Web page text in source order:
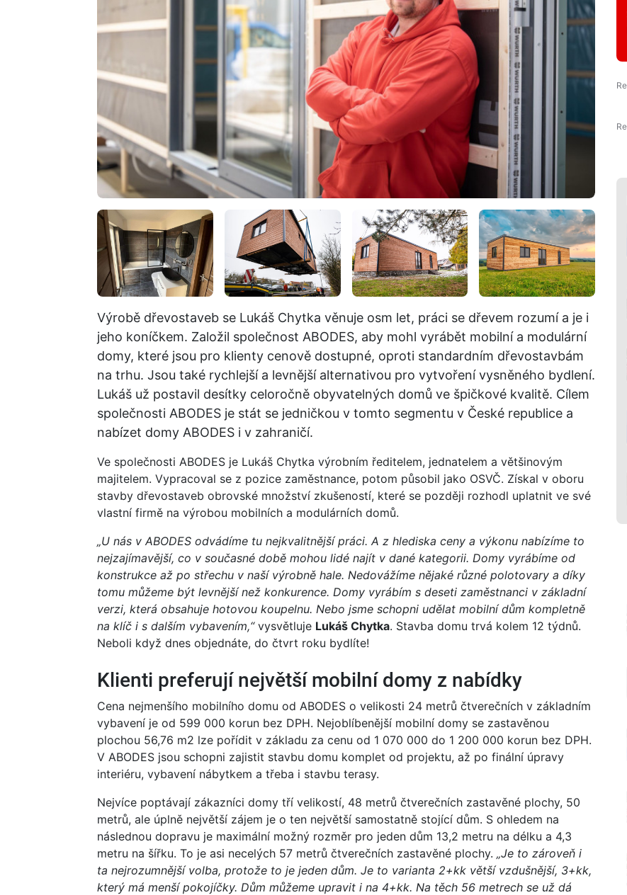
Výrobě dřevostaveb se Lukáš Chytka věnuje osm let, práci se dřevem rozumí a je i
jeho koníčkem. Založil společnost ABODES, aby mohl vyrábět mobilní a modulární
domy, které jsou pro klienty cenově dostupné, oproti standardním dřevostavbám
na trhu. Jsou také rychlejší a levnější alternativou pro vytvoření vysněného bydlení.
Lukáš už postavil desítky celoročně obyvatelných domů ve špičkové kvalitě. Cílem
společnosti ABODES je stát se jedničkou v tomto segmentu v České republice a
nabízet domy ABODES i v zahraničí.
Ve společnosti ABODES je Lukáš Chytka výrobním ředitelem, jednatelem a většinovým
majitelem. Vypracoval se z pozice zaměstnance, potom působil jako OSVČ. Získal v oboru
stavby dřevostaveb obrovské množství zkušeností, které se později rozhodl uplatnit ve své
vlastní firmě na výrobou mobilních a modulárních domů.
„U nás v ABODES odvádíme tu nejkvalitnější práci. A z hlediska ceny a výkonu nabízíme to
nejzajímavější, co v současné době mohou lidé najít v dané kategorii. Domy vyrábíme od
konstrukce až po střechu v naší výrobně hale. Nedovážíme nějaké různé polotovary a díky
tomu můžeme být levnější než konkurence. Domy vyrábím s deseti zaměstnanci v základní
verzi, která obsahuje hotovou koupelnu. Nebo jsme schopni udělat mobilní dům kompletně
na klíč i s dalším vybavením,“vysvětluje Lukáš Chytka. Stavba domu trvá kolem 12 týdnů.
Neboli když dnes objednáte, do čtvrt roku bydlíte!
Klienti preferují největší mobilní domy z nabídky
Cena nejmenšího mobilního domu od ABODES o velikosti 24 metrů čtverečních v základním
vybavení je od 599 000 korun bez DPH. Nejoblíbenější mobilní domy se zastavěnou
plochou 56,76 m2 lze pořídit v základu za cenu od 1 070 000 do 1 200 000 korun bez DPH.
V ABODES jsou schopni zajistit stavbu domu komplet od projektu, až po finální úpravy
interiéru, vybavení nábytkem a třeba i stavbu terasy.
Nejvíce poptávají zákazníci domy tří velikostí, 48 metrů čtverečních zastavěné plochy, 50
metrů, ale úplně největší zájem je o ten největší samostatně stojící dům. S ohledem na
následnou dopravu je maximální možný rozměr pro jeden dům 13,2 metru na délku a 4,3
metru na šířku. To je asi necelých 57 metrů čtverečních zastavěné plochy. „Je to zároveň i
ta nejrozumnější volba, protože to je jeden dům. Je to varianta 2+kk větší vzdušnější, 3+kk,
který má menší pokojíčky. Dům můžeme upravit i na 4+kk. Na těch 56 metrech se už dá